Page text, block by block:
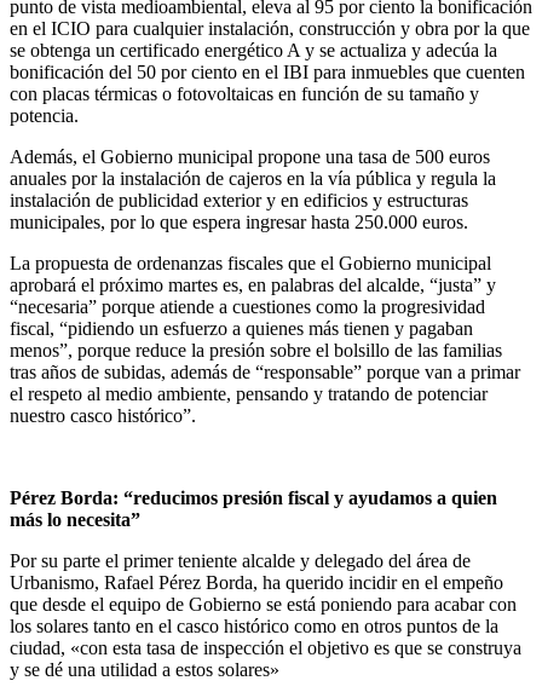
punto de vista medioambiental, eleva al 95 por ciento la bonificación
en el ICIO para cualquier instalación, construcción y obra por la que
se obtenga un certificado energético A y se actualiza y adecúa la
bonificación del 50 por ciento en el IBI para inmuebles que cuenten
con placas térmicas o fotovoltaicas en función de su tamaño y
potencia.
Además, el Gobierno municipal propone una tasa de 500 euros
anuales por la instalación de cajeros en la vía pública y regula la
instalación de publicidad exterior y en edificios y estructuras
municipales, por lo que espera ingresar hasta 250.000 euros.
La propuesta de ordenanzas fiscales que el Gobierno municipal
aprobará el próximo martes es, en palabras del alcalde, “justa” y
“necesaria” porque atiende a cuestiones como la progresividad
fiscal, “pidiendo un esfuerzo a quienes más tienen y pagaban
menos”, porque reduce la presión sobre el bolsillo de las familias
tras años de subidas, además de “responsable” porque van a primar
el respeto al medio ambiente, pensando y tratando de potenciar
nuestro casco histórico”.
Pérez Borda: “reducimos presión fiscal y ayudamos a quien
más lo necesita”
Por su parte el primer teniente alcalde y delegado del área de
Urbanismo, Rafael Pérez Borda, ha querido incidir en el empeño
que desde el equipo de Gobierno se está poniendo para acabar con
los solares tanto en el casco histórico como en otros puntos de la
ciudad, «con esta tasa de inspección el objetivo es que se construya
y se dé una utilidad a estos solares»